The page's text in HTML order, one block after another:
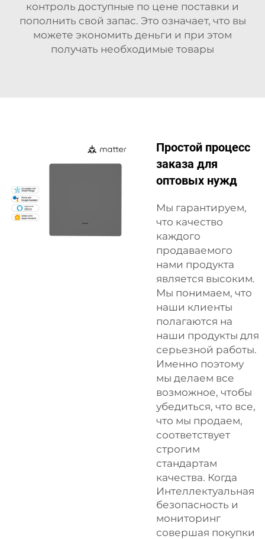
контроль доступные по цене поставки и
пополнить свой запас. Это означает, что вы
можете экономить деньги и при этом
получать необходимые товары
Простой процесс
заказа для
оптовых нужд
Мы гарантируем,
что качество
каждого
продаваемого
нами продукта
является высоким.
Мы понимаем, что
наши клиенты
полагаются на
наши продукты для
серьезной работы.
Именно поэтому
мы делаем все
возможное, чтобы
убедиться, что все,
что мы продаем,
соответствует
строгим
стандартам
качества. Когда
Интеллектуальная
безопасность и
мониторинг
совершая покупки